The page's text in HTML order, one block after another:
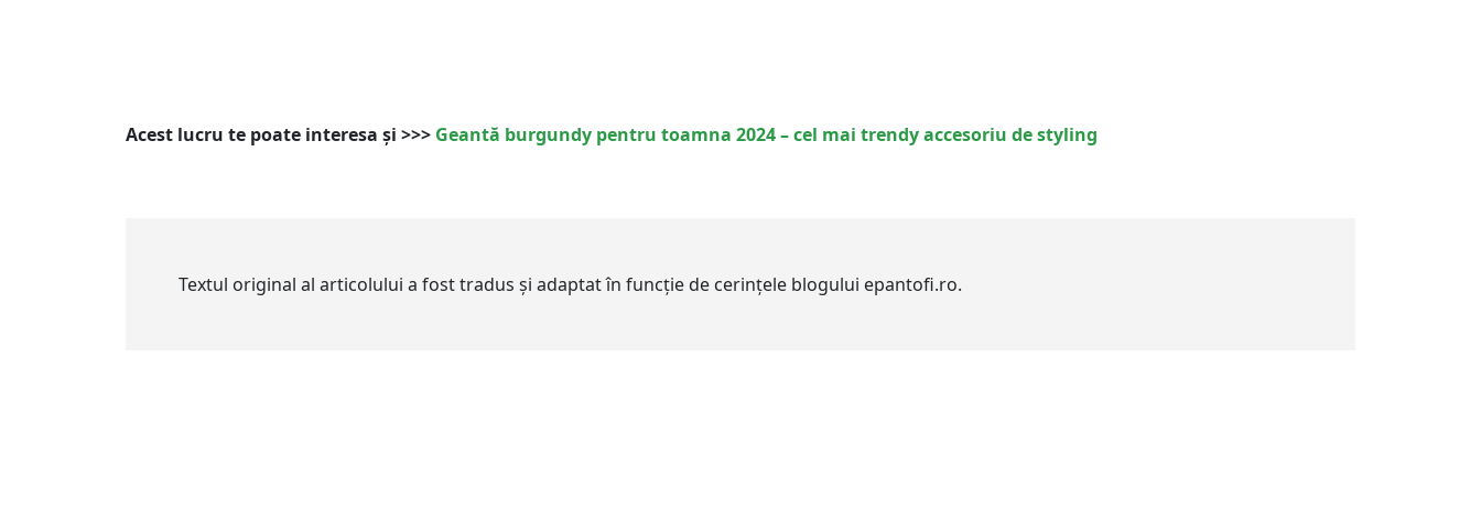
Acest lucru te poate interesa și >>> Geantă burgundy pentru toamna 2024 – cel mai trendy accesoriu de styling
Textul original al articolului a fost tradus și adaptat în funcție de cerințele blogului epantofi.ro.